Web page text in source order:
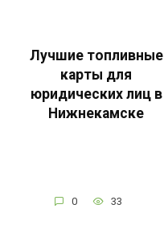
Лучшие топливные
карты для
юридических лиц в
Нижнекамске
0 33